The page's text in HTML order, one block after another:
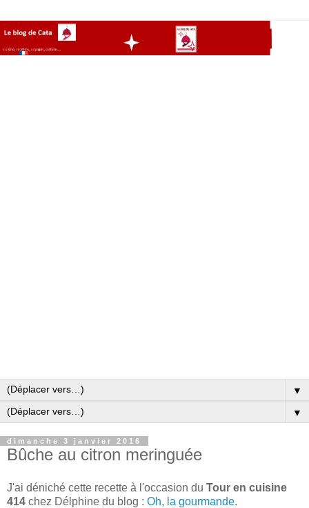
▼
▼
dimanche 3 janvier 2016
Bûche au citron meringuée
J'ai déniché cette recette à l'occasion du Tour en cuisine
414 chez Délphine du blog : Oh, la gourmande.